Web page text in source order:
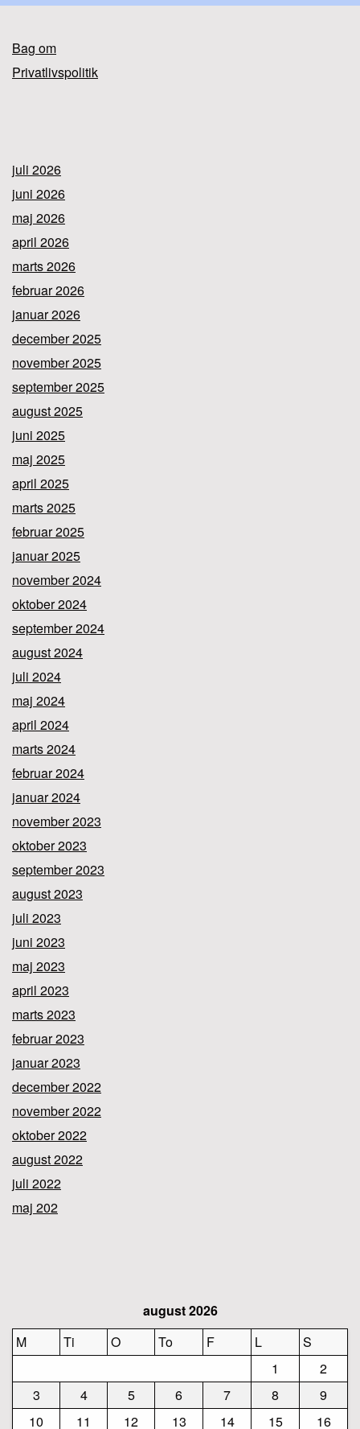
Bag om
Privatlivspolitik
juli 2026
juni 2026
maj 2026
april 2026
marts 2026
februar 2026
januar 2026
december 2025
november 2025
september 2025
august 2025
juni 2025
maj 2025
april 2025
marts 2025
februar 2025
januar 2025
november 2024
oktober 2024
september 2024
august 2024
juli 2024
maj 2024
april 2024
marts 2024
februar 2024
januar 2024
november 2023
oktober 2023
september 2023
august 2023
juli 2023
juni 2023
maj 2023
april 2023
marts 2023
februar 2023
januar 2023
december 2022
november 2022
oktober 2022
august 2022
juli 2022
maj 202
august 2026
M
Ti O To F L
S
1
2
3
4 5 6 7 8
9
10
11 12 13 14 15 16